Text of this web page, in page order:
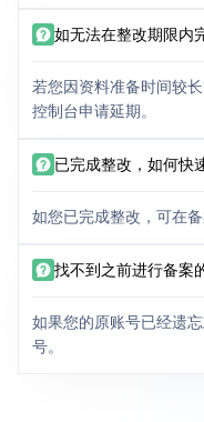
如无法在整改期限内
若您因资料准备时间较
控制台申请延期。
已完成整改，如何快
如您已完成整改，可在备
找不到之前进行备案
如果您的原账号已经遗
号。